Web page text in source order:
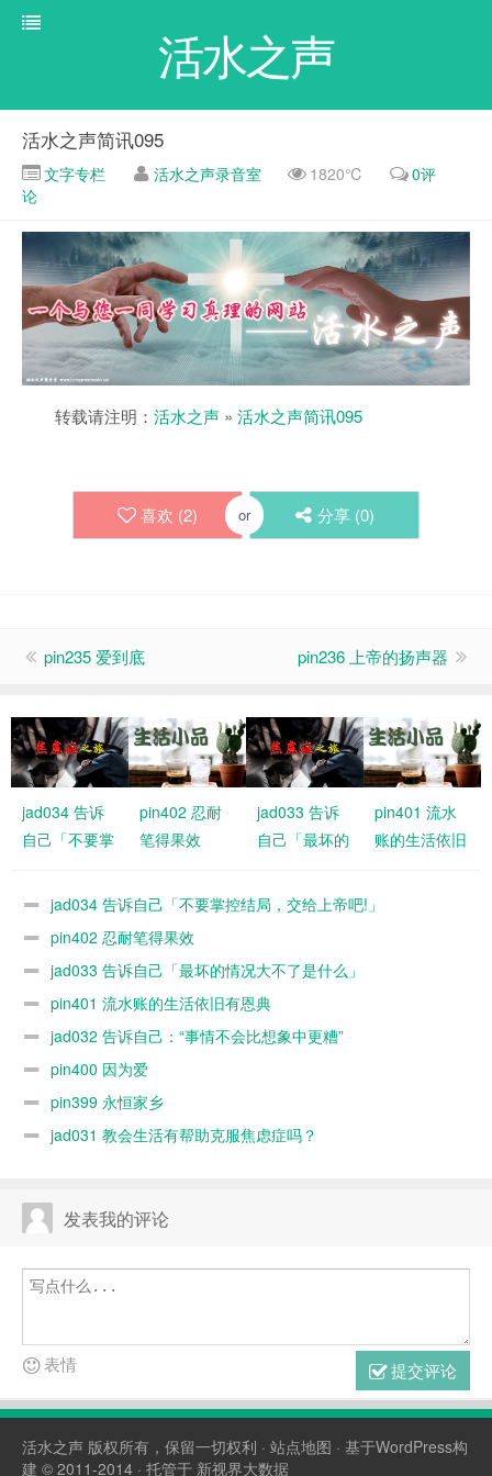
活水之声
活水之声简讯095
文字专栏 活水之声录音室 1820℃
0评
论
转载请注明： 活水之声 » 活水之声简讯095
喜欢 (2) or 分享 (0)
pin235 爱到底 pin236 上帝的扬声器
jad034 告诉
自己「不要掌
上帝吧!」
pin402 忍耐
笔得果效
jad033 告诉
自己「最坏的
什么」
pin401 流水
账的生活依旧
jad034 告诉自己「不要掌控结局，交给上帝吧!」
pin402 忍耐笔得果效
jad033 告诉自己「最坏的情况大不了是什么」
pin401 流水账的生活依旧有恩典
jad032 告诉自己：“事情不会比想象中更糟”
pin400 因为爱
pin399 永恒家乡
jad031 教会生活有帮助克服焦虑症吗？
发表我的评论
提交评论
表情
活水之声 版权所有，保留一切权利 · 站点地图 · 基于WordPress构
建 © 2011-2014 · 托管于 新视界大数据